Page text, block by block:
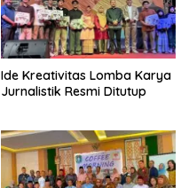
Ide Kreativitas Lomba Karya
Jurnalistik Resmi Ditutup